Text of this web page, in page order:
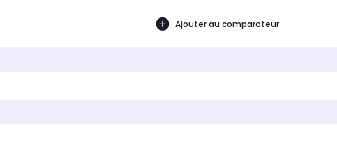
Ajouter au comparateur